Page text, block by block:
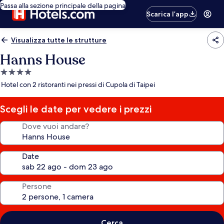
Passa alla sezione principale della pagina
Scarica l’app
Visualizza tutte le strutture
Hanns House
Struttura
a
stelle
Hotel con 2 ristoranti nei pressi di Cupola di Taipei
Scegli le date per vedere i prezzi
Dove vuoi andare?
Date
Persone